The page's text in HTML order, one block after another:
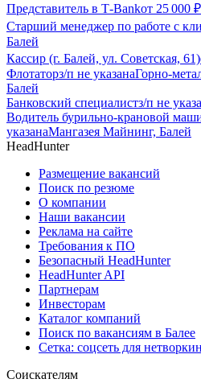
Представитель в Т-Bankот 25 000 ₽
Старший менеджер по работе с
Балей
Кассир (г. Балей, ул. Советская, 61)
Флотаторз/п не указанаГорно-
Балей
Банковский специалистз/п не
Водитель бурильно-крановой
указанаМангазея Майнинг, Балей
HeadHunter
Размещение вакансий
Поиск по резюме
О компании
Наши вакансии
Реклама на сайте
Требования к ПО
Безопасный HeadHunter
HeadHunter API
Партнерам
Инвесторам
Каталог компаний
Поиск по вакансиям в Балее
Сетка: соцсеть для
Соискателям